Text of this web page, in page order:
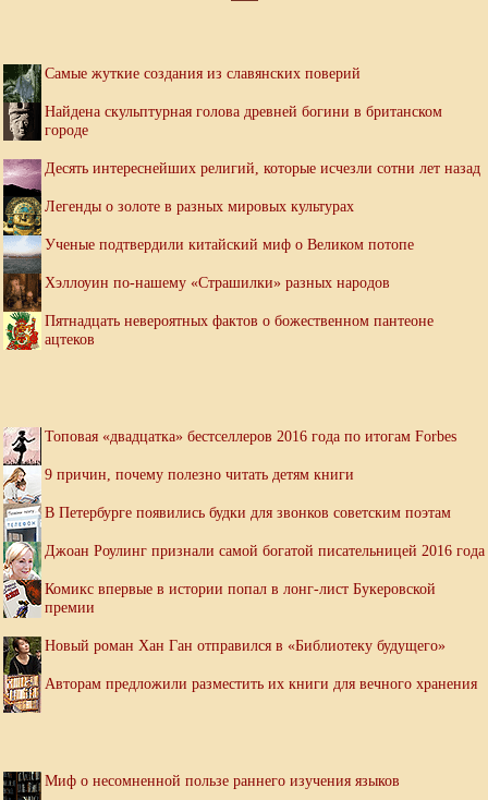
Самые жуткие создания из славянских поверий
Найдена скульптурная голова древней богини в британском
городе
Десять интереснейших религий, которые исчезли сотни лет назад
Легенды о золоте в разных мировых культурах
Ученые подтвердили китайский миф о Великом потопе
Хэллоуин по-нашему «Страшилки» разных народов
Пятнадцать невероятных фактов о божественном пантеоне
ацтеков
Топовая «двадцатка» бестселлеров 2016 года по итогам Forbes
9 причин, почему полезно читать детям книги
В Петербурге появились будки для звонков советским поэтам
Джоан Роулинг признали самой богатой писательницей 2016 года
Комикс впервые в истории попал в лонг-лист Букеровской
премии
Новый роман Хан Ган отправился в «Библиотеку будущего»
Авторам предложили разместить их книги для вечного хранения
Миф о несомненной пользе раннего изучения языков